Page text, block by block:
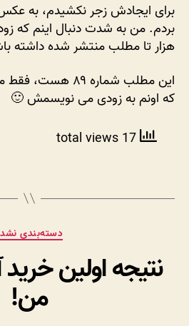
برای ایجادش زجر نکشیدم، به
هزار تا مطلب منتشر شده داشته
که اونم به زودی می نویسمش 🙂
دسته‌بندی
نتیجه اولین
من!